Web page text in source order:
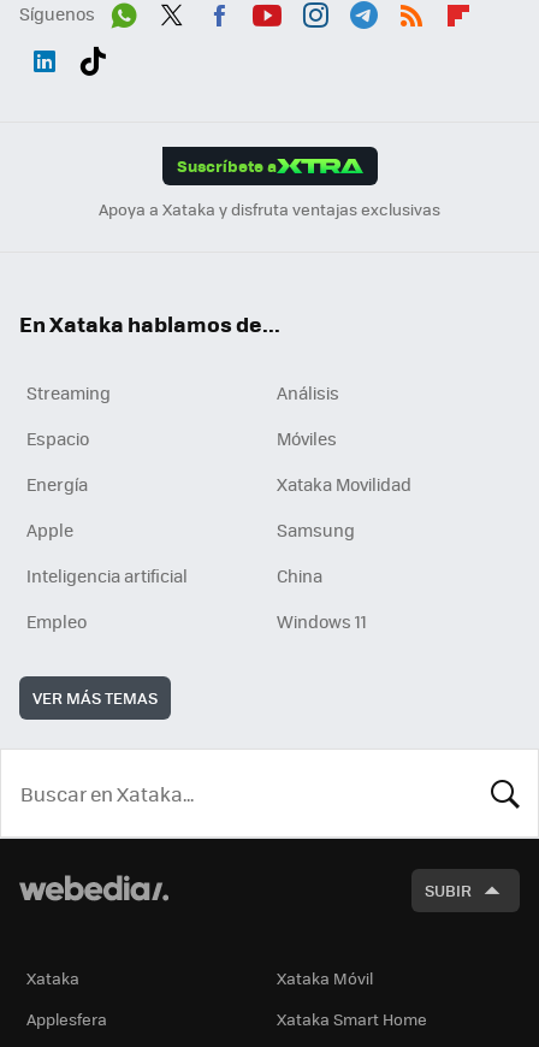
Síguenos
Suscríbete a
Apoya a Xataka y disfruta ventajas exclusivas
En Xataka hablamos de...
Streaming
Análisis
Espacio
Móviles
Energía
Xataka Movilidad
Apple
Samsung
Inteligencia artificial
China
Empleo
Windows 11
VER MÁS TEMAS
SUBIR
Xataka
Xataka Móvil
Applesfera
Xataka Smart Home